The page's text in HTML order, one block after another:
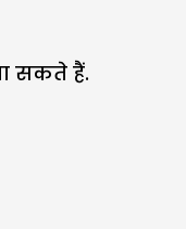
सकते हैं.